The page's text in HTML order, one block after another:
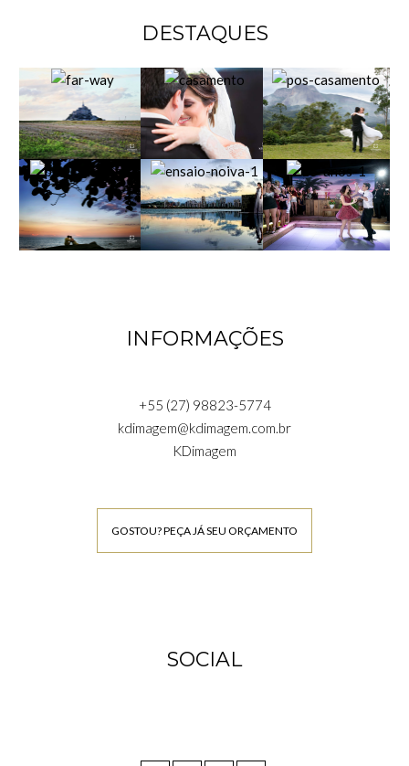
DESTAQUES
INFORMAÇÕES
+55 (27) 98823-5774
kdimagem@kdimagem.com.br
KDimagem
GOSTOU? PEÇA JÁ SEU ORÇAMENTO
SOCIAL